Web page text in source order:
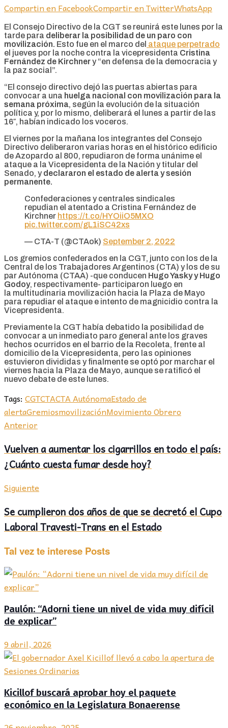
Compartin en FacebookCompartir en TwitterWhatsApp
El Consejo Directivo de la CGT se reunirá este lunes por la
tarde para deliberar la posibilidad de un paro con
movilización. Esto fue en el marco del ataque perpetrado
el jueves por la noche contra la vicepresidenta Cristina
Fernández de Kirchnery “en defensa de la democracia y
la paz social”.
“El consejo directivo dejó las puertas abiertas para
convocar a una huelga nacional con movilización para la
semana próxima, según la evolución de la situación
política y, por lo mismo, deliberará el lunes a partir de las
16″, habían indicado los voceros.
El viernes por la mañana los integrantes del Consejo
Directivo deliberaron varias horas en el histórico edificio
de Azopardo al 800, repudiaron de forma unánime el
ataque a la Vicepresidenta de la Nación y titular del
Senado, ydeclararon el estado de alerta y sesión
permanente.
Confederaciones y centrales sindicales
repudian el atentado a Cristina Fernández de
Kirchner https://t.co/HYOiiO5MXO
pic.twitter.com/gL1iSC42xs
— CTA-T (@CTAok) September 2, 2022
Los gremios confederados en la CGT, junto con los de la
Central de los Trabajadores Argentinos (CTA) y los de su
par Autónoma (CTAA) -que conducen Hugo Yasky y Hugo
Godoy, respectivamente- participaron luego en
la multitudinaria movilización hacia la Plaza de Mayo
para repudiar el ataque e intento de magnicidio contra la
Vicepresidenta.
Previamente la CGT había debatido la posibilidad de
convocar a un inmediato paro general ante los graves
hechos ocurridos en el barrio de la Recoleta, frente al
domicilio de la Vicepresidenta, pero las opiniones
estuvieron divididas y finalmente se optó por marchar el
viernes hacia la Plaza de Mayo, aunque se ratificó el
nuevo debate de este lunes.
Tags: CGTCTACTA AutónomaEstado de
alertaGremiosmovilizaciónMovimiento Obrero
Anterior
Vuelven a aumentar los cigarrillos en todo el país:
¿Cuánto cuesta fumar desde hoy?
Siguiente
Se cumplieron dos años de que se decretó el Cupo
Laboral Travesti-Trans en el Estado
Tal vez te interese Posts
Paulón: “Adorni tiene un nivel de vida muy difícil
de explicar”
9 abril, 2026
Kicillof buscará aprobar hoy el paquete
económico en la Legislatura Bonaerense